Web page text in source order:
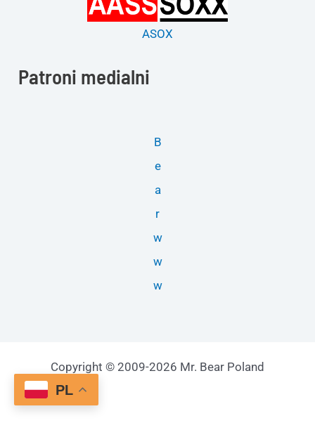
ASOX
Patroni medialni
B
e
a
r
w
w
w
Copyright © 2009-2026 Mr. Bear Poland
PL